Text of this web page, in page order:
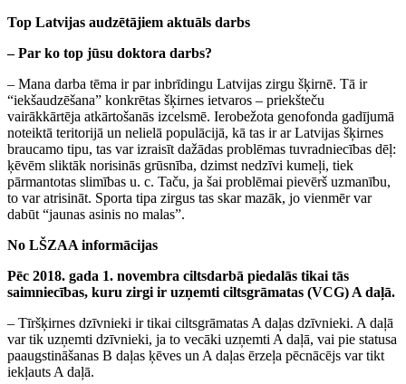
Top Latvijas audzētājiem aktuāls darbs
– Par ko top jūsu doktora darbs?
– Mana darba tēma ir par inbrīdingu Latvijas zirgu šķirnē. Tā ir
“iekšaudzēšana” konkrētas šķirnes ietvaros – priekšteču
vairākkārtēja atkārtošanās izcelsmē. Ierobežota genofonda gadījumā
noteiktā teritorijā un nelielā populācijā, kā tas ir ar Latvijas šķirnes
braucamo tipu, tas var izraisīt dažādas problēmas tuvradniecības dēļ:
ķēvēm sliktāk norisinās grūsnība, dzimst nedzīvi kumeļi, tiek
pārmantotas slimības u. c. Taču, ja šai problēmai pievērš uzmanību,
to var atrisināt. Sporta tipa zirgus tas skar mazāk, jo vienmēr var
dabūt “jaunas asinis no malas”.
No LŠZAA informācijas
Pēc 2018. gada 1. novembra ciltsdarbā piedalās tikai tās
saimniecības, kuru zirgi ir uzņemti ciltsgrāmatas (VCG) A daļā.
– Tīršķirnes dzīvnieki ir tikai ciltsgrāmatas A daļas dzīvnieki. A daļā
var tik uzņemti dzīvnieki, ja to vecāki uzņemti A daļā, vai pie statusa
paaugstināšanas B daļas ķēves un A daļas ērzeļa pēcnācējs var tikt
iekļauts A daļā.